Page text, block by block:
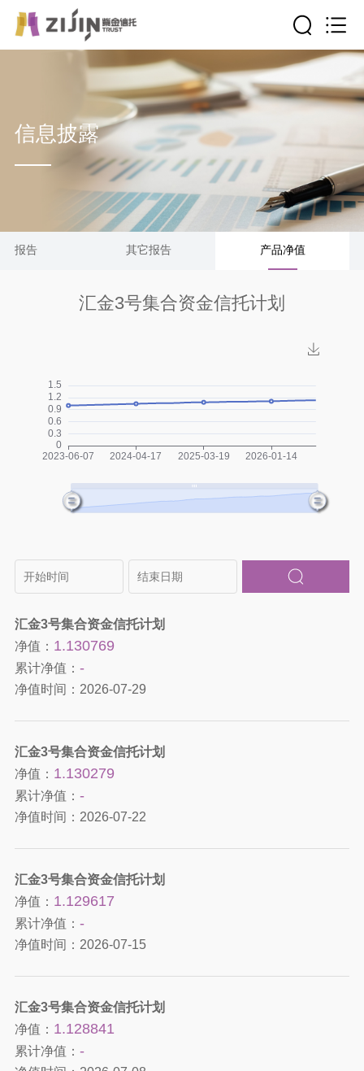
信息披露
算报告 其它报告 产品净值
汇金3号集合资金信托计划
汇金3号集合资金信托计划
净值： 1.130769
累计净值： -
净值时间： 2026-07-29
汇金3号集合资金信托计划
净值： 1.130279
累计净值： -
净值时间： 2026-07-22
汇金3号集合资金信托计划
净值： 1.129617
累计净值： -
净值时间： 2026-07-15
汇金3号集合资金信托计划
净值： 1.128841
累计净值： -